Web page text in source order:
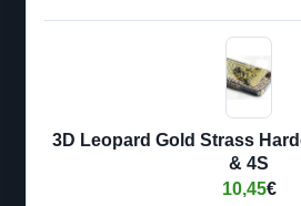
3D Leopard Gold Strass
& 4S
10,45€